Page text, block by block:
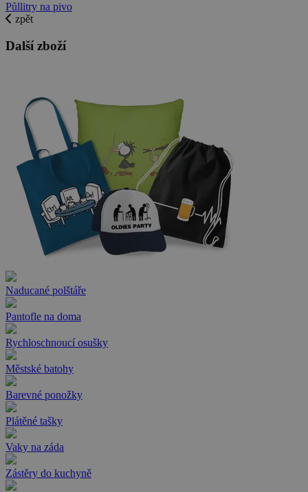
Půllitry na pivo
zpět
Další zboží
Naducané polštáře
Pantofle na doma
Rychloschnoucí osušky
Městské batohy
Barevné ponožky
Plátěné tašky
Vaky na záda
Zástěry do kuchyně